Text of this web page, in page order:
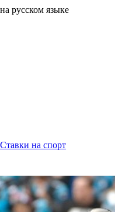
русском языке
Ставки на спорт